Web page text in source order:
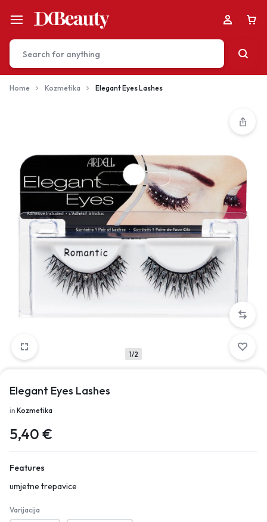
Don't miss out on great deals! Start shopping or
Sign in to view products added.
Shop What's New
Sign in
Home Kozmetika Elegant Eyes Lashes
1/2
Elegant Eyes Lashes
in Kozmetika
5,40 €
Features
umjetne trepavice
Varijacija